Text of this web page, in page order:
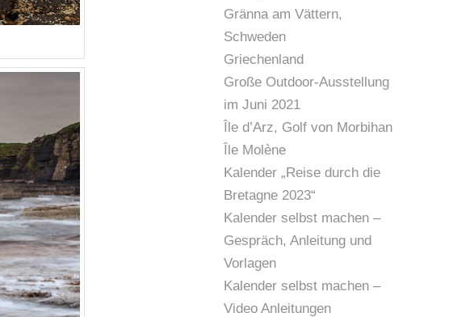
Gränna am Vättern,
Schweden
Griechenland
Große Outdoor-Ausstellung
im Juni 2021
Île d’Arz, Golf von Morbihan
Île Molène
Kalender „Reise durch die
Bretagne 2023“
Kalender selbst machen –
Gespräch, Anleitung und
Vorlagen
Kalender selbst machen –
Video Anleitungen